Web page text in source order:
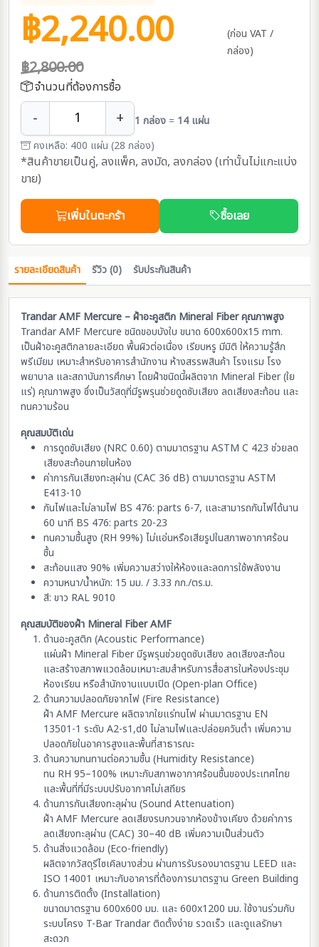
฿2,240.00
฿2,800.00
(ก่อน VAT /
กล่อง)
จำนวนที่ต้องการซื้อ
- + 1 กล่อง = 14แผ่น
คงเหลือ: 400 แผ่น (28 กล่อง)
*สินค้าขายเป็นคู่, ลงแพ็ค, ลงมัด, ลงกล่อง (เท่านั้นไม่แกะแบ่ง
ขาย)
เพิ่มในตะกร้า ซื้อเลย
รายละเอียดสินค้า รีวิว(0) รับประกันสินค้า
Trandar AMF Mercure – ฝ้าอะคูสติก Mineral Fiber คุณภาพสูง
Trandar AMF Mercure ชนิดขอบบังใบ ขนาด 600x600x15 mm.
เป็นฝ้าอะคูสติกลายละเอียด พื้นผิวต่อเนื่อง เรียบหรู มีมิติ ให้ความรู้สึก
พรีเมียม เหมาะสำหรับอาคารสำนักงาน ห้างสรรพสินค้า โรงแรม โรง
พยาบาล และสถาบันการศึกษา โดยฝ้าชนิดนี้ผลิตจาก Mineral Fiber (ใย
แร่) คุณภาพสูง ซึ่งเป็นวัสดุที่มีรูพรุนช่วยดูดซับเสียง ลดเสียงสะท้อน และ
ทนความร้อน
คุณสมบัติเด่น
การดูดซับเสียง (NRC 0.60) ตามมาตรฐาน ASTM C 423 ช่วยลด
เสียงสะท้อนภายในห้อง
ค่าการกันเสียงทะลุผ่าน (CAC 36 dB) ตามมาตรฐาน ASTM
E413-10
กันไฟและไม่ลามไฟ BS 476: parts 6-7, และสามารถกันไฟได้นาน
60 นาที BS 476: parts 20-23
ทนความชื้นสูง (RH 99%) ไม่แอ่นหรือเสียรูปในสภาพอากาศร้อน
ชื้น
สะท้อนแสง 90% เพิ่มความสว่างให้ห้องและลดการใช้พลังงาน
ความหนา/น้ำหนัก: 15 มม. / 3.33 กก./ตร.ม.
สี: ขาว RAL 9010
คุณสมบัติของฝ้า Mineral Fiber AMF
ด้านอะคูสติก (Acoustic Performance)
แผ่นฝ้า Mineral Fiber มีรูพรุนช่วยดูดซับเสียง ลดเสียงสะท้อน
และสร้างสภาพแวดล้อมเหมาะสมสำหรับการสื่อสารในห้องประชุม
ห้องเรียน หรือสำนักงานแบบเปิด (Open-plan Office)
ด้านความปลอดภัยจากไฟ (Fire Resistance)
ฝ้า AMF Mercure ผลิตจากใยแร่ทนไฟ ผ่านมาตรฐาน EN
13501-1 ระดับ A2-s1,d0 ไม่ลามไฟและปล่อยควันต่ำ เพิ่มความ
ปลอดภัยในอาคารสูงและพื้นที่สาธารณะ
ด้านความทนทานต่อความชื้น (Humidity Resistance)
ทน RH 95–100% เหมาะกับสภาพอากาศร้อนชื้นของประเทศไทย
และพื้นที่ที่มีระบบปรับอากาศไม่เสถียร
ด้านการกันเสียงทะลุผ่าน (Sound Attenuation)
ฝ้า AMF Mercure ลดเสียงรบกวนจากห้องข้างเคียง ด้วยค่าการ
ลดเสียงทะลุผ่าน (CAC) 30–40 dB เพิ่มความเป็นส่วนตัว
ด้านสิ่งแวดล้อม (Eco-friendly)
ผลิตจากวัสดุรีไซเคิลบางส่วน ผ่านการรับรองมาตรฐาน LEED และ
ISO 14001 เหมาะกับอาคารที่ต้องการมาตรฐาน Green Building
ด้านการติดตั้ง (Installation)
ขนาดมาตรฐาน 600x600 มม. และ 600x1200 มม. ใช้งานร่วมกับ
ระบบโครง T-Bar Trandar ติดตั้งง่าย รวดเร็ว และดูแลรักษา
สะดวก